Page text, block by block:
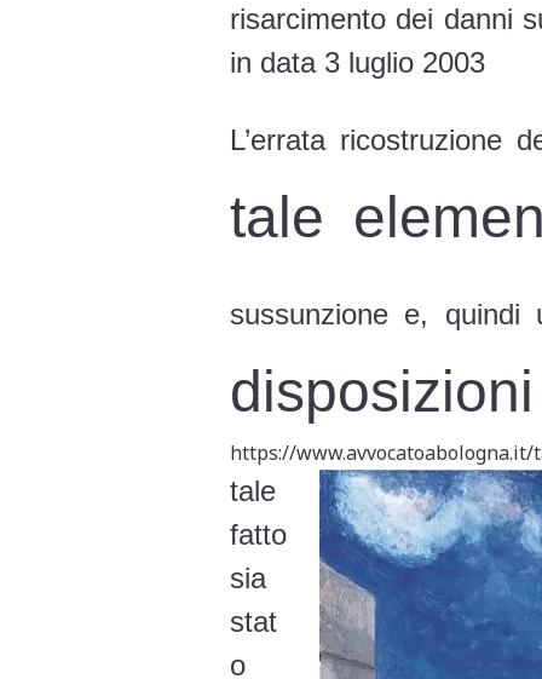
risarcimento dei danni
in data 3 luglio 2003
L’errata ricostruzione
tale
sussunzione e, quindi
https://
tale
fatto
sia
stat
o